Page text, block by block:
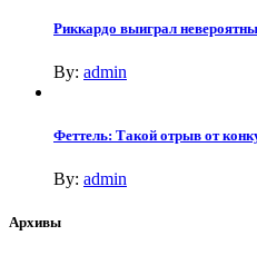
Риккардо выиграл
By: admin
Феттель: Такой отрыв от
By: admin
Архивы